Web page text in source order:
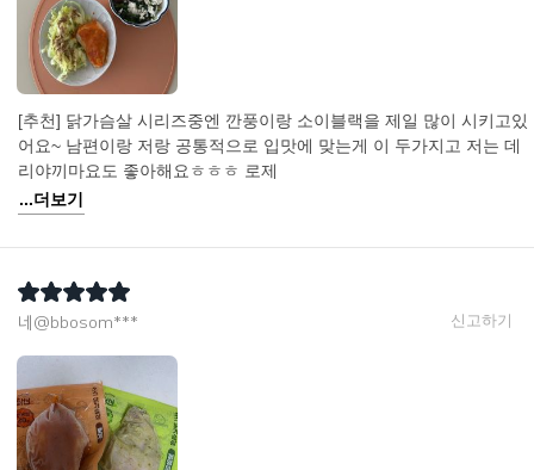
[추천] 닭가슴살 시리즈중엔 깐풍이랑 소이블랙을 제일 많이 시키고있
어요~ 남편이랑 저랑 공통적으로 입맛에 맞는게 이 두가지고 저는 데
리야끼마요도 좋아해요ㅎㅎㅎ 로제
...더보기
신고하기
네@bbosom***